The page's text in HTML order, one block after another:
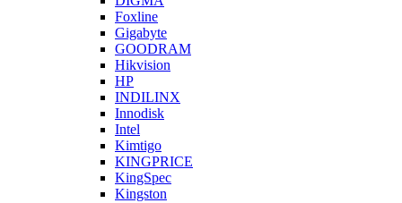
Foxline
Gigabyte
GOODRAM
Hikvision
HP
INDILINX
Innodisk
Intel
Kimtigo
KINGPRICE
KingSpec
Kingston